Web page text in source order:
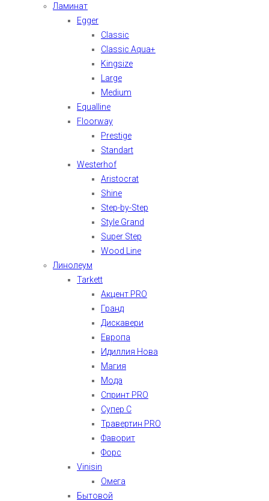
Ламинат
Egger
Classic
Classic Aqua+
Kingsize
Large
Medium
Equalline
Floorway
Prestige
Standart
Westerhof
Aristocrat
Shine
Step-by-Step
Style Grand
Super Step
Wood Line
Линолеум
Tarkett
Акцент PRO
Гранд
Дискавери
Европа
Идиллия Нова
Магия
Мода
Спринт PRO
Супер С
Травертин PRO
Фаворит
Форс
Vinisin
Омега
Бытовой